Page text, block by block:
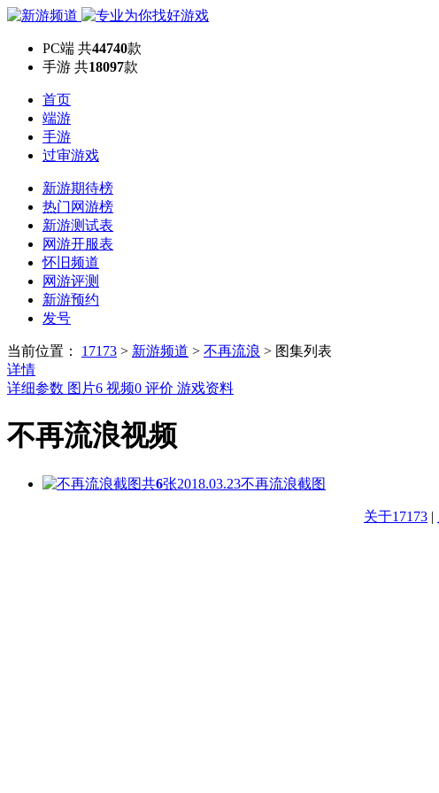
PC端 共44740款
手游 共18097款
首页
端游
手游
过审游戏
新游期待榜
热门网游榜
新游测试表
网游开服表
怀旧频道
网游评测
新游预约
发号
当前位置： 17173 > 新游频道 > 不再流浪 > 图集列表
详情
详细参数 图片6 视频0 评价 游戏资料
不再流浪视频
共6张2018.03.23不再流浪截图
关于17173 |